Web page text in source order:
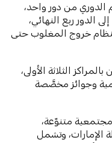
من دور واحد،
ربع النهائي،
بنظام خروج المغلوب حتى
الثلاثة الأولى،
وجوائز مخصَّصة
متنوّعة،
الإمارات، وتشمل